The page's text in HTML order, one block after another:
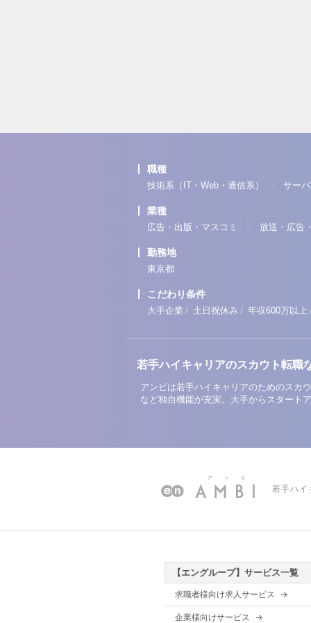
職種
技術系（IT・Web・通信系） サー
業種
広告・出版・マスコミ 放送・広告
勤務地
東京都
こだわり条件
大手企業 / 土日祝休み / 年収600万以上
若手ハイキャリアのスカウト転職
アンビは若手ハイキャリアのためのスカ
など独自機能が充実。大手からスタート
若手ハ
【エングループ】サービス一覧
求職者様向け求人サービス
企業様向けサービス